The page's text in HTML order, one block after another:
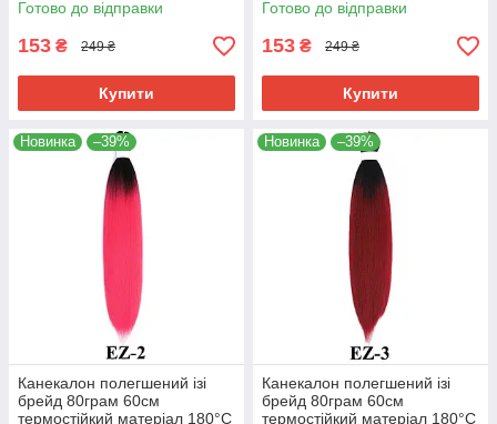
Готово до відправки
153 ₴ 249 ₴
Купити
Готово до відправки
153 ₴ 249 ₴
Купити
Новинка –39%
Канекалон полегшений ізі
брейд 80грам 60см
термостійкий матеріал 180°C
Новинка –39%
Канекалон полегшений ізі
брейд 80грам 60см
термостійкий матеріал 180°C